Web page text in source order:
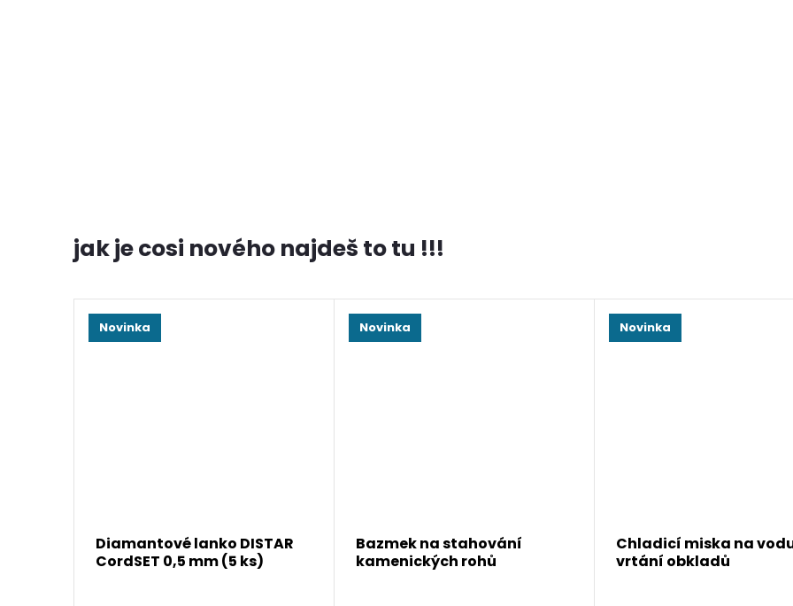
jak je cosi nového najdeš to tu !!!
Novinka
Diamantové lanko DISTAR
CordSET 0,5 mm (5 ks)
Novinka
Bazmek na stahování
kamenických rohů
Novinka
Chladicí miska na
vrtání obkladů